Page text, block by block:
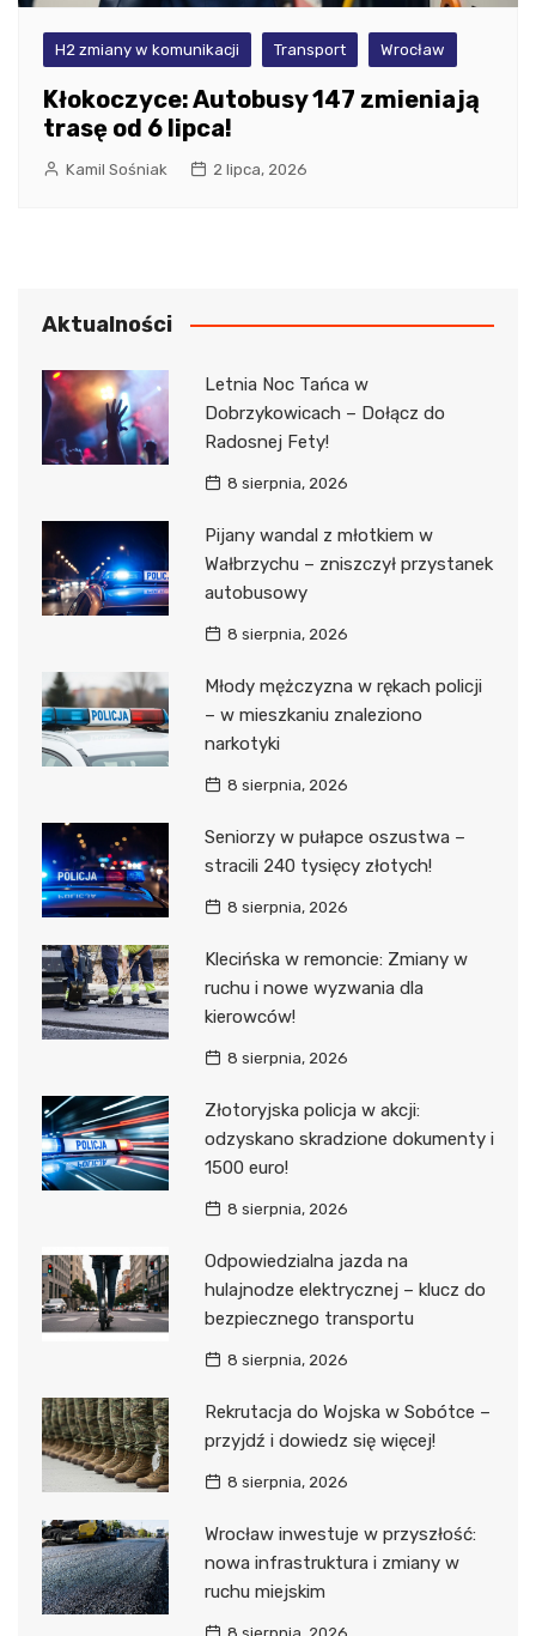
H2 zmiany w komunikacji Transport Wrocław
Kłokoczyce: Autobusy 147 zmieniają
trasę od 6 lipca!
Kamil Sośniak 2 lipca, 2026
Aktualności
Letnia Noc Tańca w
Dobrzykowicach – Dołącz do
Radosnej Fety!
8 sierpnia, 2026
Pijany wandal z młotkiem w
Wałbrzychu – zniszczył przystanek
autobusowy
8 sierpnia, 2026
Młody mężczyzna w rękach policji
– w mieszkaniu znaleziono
narkotyki
8 sierpnia, 2026
Seniorzy w pułapce oszustwa –
stracili 240 tysięcy złotych!
8 sierpnia, 2026
Klecińska w remoncie: Zmiany w
ruchu i nowe wyzwania dla
kierowców!
8 sierpnia, 2026
Złotoryjska policja w akcji:
odzyskano skradzione dokumenty i
1500 euro!
8 sierpnia, 2026
Odpowiedzialna jazda na
hulajnodze elektrycznej – klucz do
bezpiecznego transportu
8 sierpnia, 2026
Rekrutacja do Wojska w Sobótce –
przyjdź i dowiedz się więcej!
8 sierpnia, 2026
Wrocław inwestuje w przyszłość:
nowa infrastruktura i zmiany w
ruchu miejskim